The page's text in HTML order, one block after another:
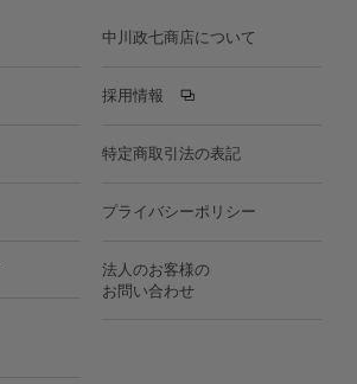
中川政七商店について
採用情報
特定商取引法の表記
プライバシーポリシー
法人のお客様の
お問い合わせ